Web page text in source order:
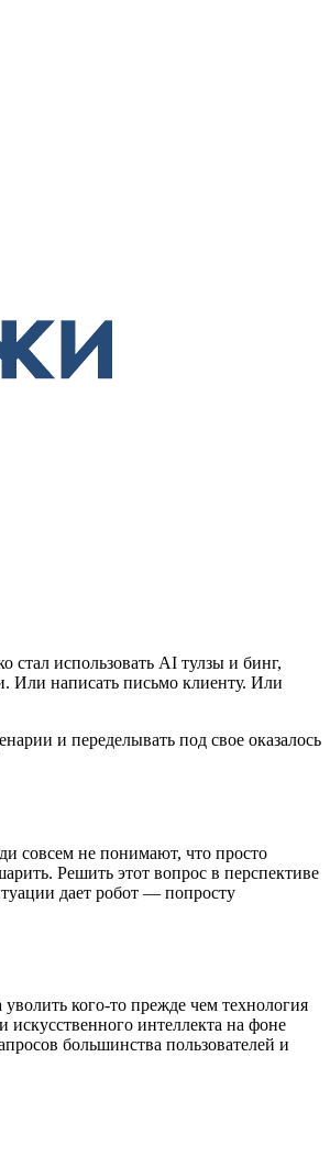
стал использовать AI тулзы и бинг,
Или написать письмо клиенту. Или
и переделывать под свое оказалось
совсем не понимают, что просто
Решить этот вопрос в перспективе
дает робот — попросту
кого-то прежде чем технология
интеллекта на фоне
большинства пользователей и